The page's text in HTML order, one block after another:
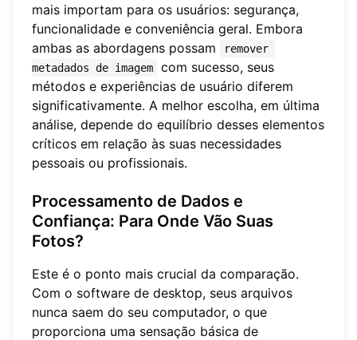
mais importam para os usuários: segurança,
funcionalidade e conveniência geral. Embora
ambas as abordagens possam
remover
metadados de imagem
com sucesso, seus
métodos e experiências de usuário diferem
significativamente. A melhor escolha, em última
análise, depende do equilíbrio desses elementos
críticos em relação às suas necessidades
pessoais ou profissionais.
Processamento de Dados e
Confiança: Para Onde Vão Suas
Fotos?
Este é o ponto mais crucial da comparação.
Com o software de desktop, seus arquivos
nunca saem do seu computador, o que
proporciona uma sensação básica de